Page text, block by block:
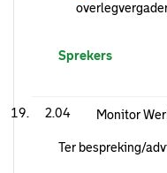
Sprekers
2.04 Monitor
Ter bespreking/